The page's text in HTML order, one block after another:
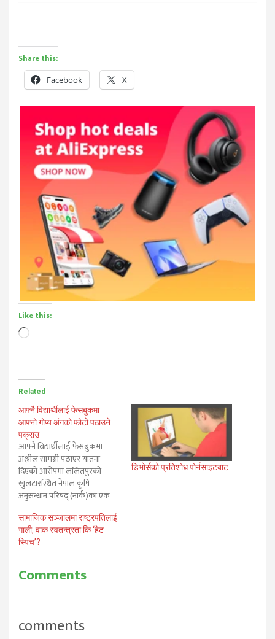
Share this:
Facebook X
Like this:
Loading…
Related
आफ्नै विद्यार्थीलाई फेसबुकमा
आफ्नो गोप्य अंगको फोटो पठाउने
पक्राउ
आफ्नै विद्यार्थीलाई फेसबुकमा
अश्लील सामग्री पठाएर यातना
दिएको आरोपमा ललितपुरको
खुलटारस्थित नेपाल कृषि
अनुसन्धान परिषद् (नार्क)का एक
छन् । आफ्नो गोप्य अंगको भिडियो
तथा फोटो बनाएर एक छात्रालाई
पठाएको आरोपमा प्रहरीले ५५
गरेको खबर नयाँ पत्रिका दैनिकमा
छ। डा.तिवारी नार्कमा पशु आहार…
डिभोर्सको प्रतिशोध पोर्नसाइटबाट
सामाजिक सञ्जालमा राष्ट्रपतिलाई
गाली, वाक स्वतन्त्रता कि ‘हेट
स्पिच’?
Comments
comments